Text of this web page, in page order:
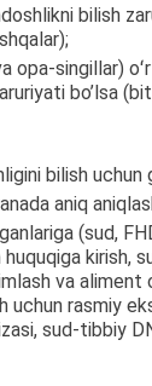
bilish
opa-singillar)
bo’lsa
bilish
aniq
(sud,
kirish,
va aliment
uchun rasmiy
sud-tibbiy